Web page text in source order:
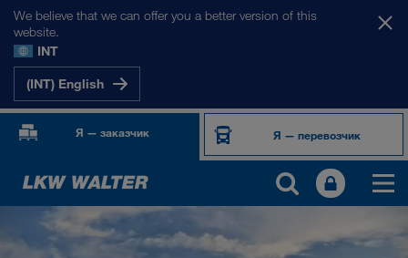
We believe that we can offer you a better version of this
website.
INT
(INT) English
Я — заказчик Я — перевозчик
ПРОДУКТЫ И УСЛУГИ